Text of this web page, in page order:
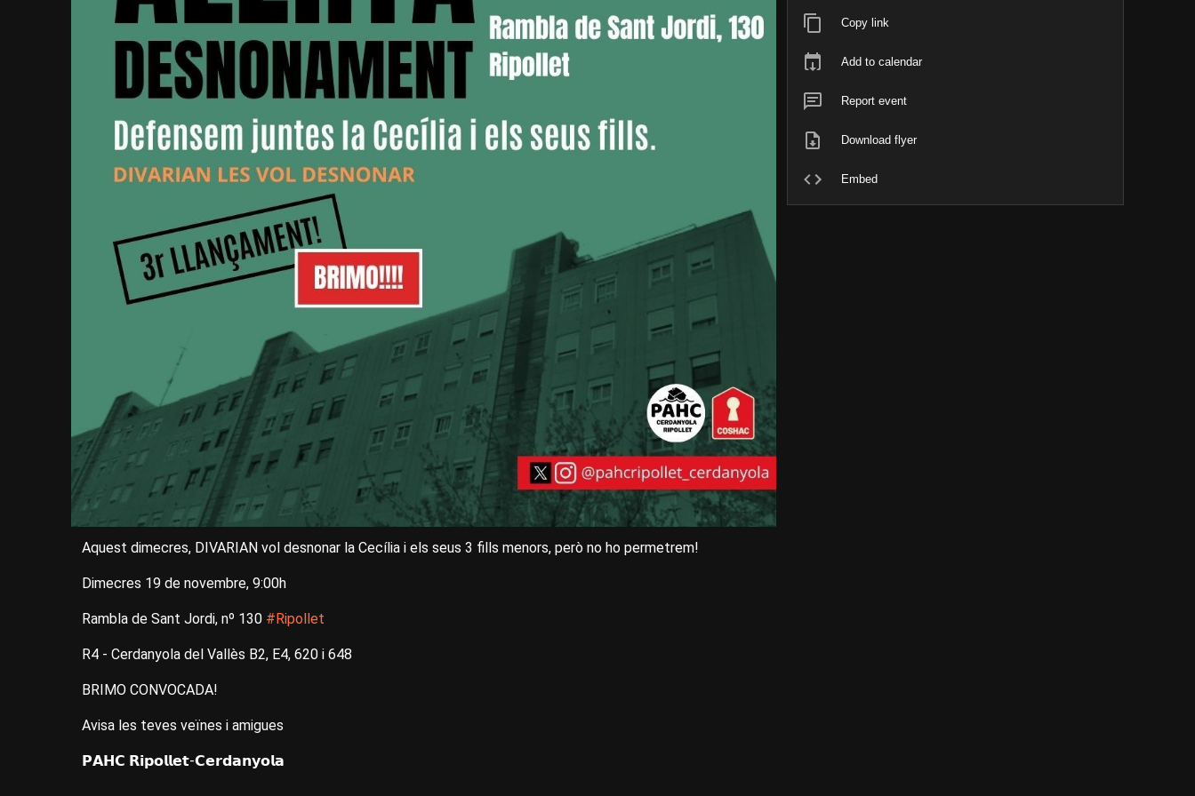
Aquest dimecres, DIVARIAN vol desnonar la Cecília i els seus 3 fills menors, però no ho permetrem!
Dimecres 19 de novembre, 9:00h
Rambla de Sant Jordi, nº 130 #Ripollet
R4 - Cerdanyola del Vallès B2, E4, 620 i 648
BRIMO CONVOCADA!
Avisa les teves veïnes i amigues
𝗣𝗔𝗛𝗖 𝗥𝗶𝗽𝗼𝗹𝗹𝗲𝘁-𝗖𝗲𝗿𝗱𝗮𝗻𝘆𝗼𝗹𝗮
Copy link
Add to calendar
Report event
Download flyer
Embed